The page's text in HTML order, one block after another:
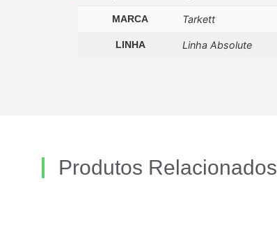
MARCA Tarkett
LINHA Linha Absolute
Produtos Relacionados